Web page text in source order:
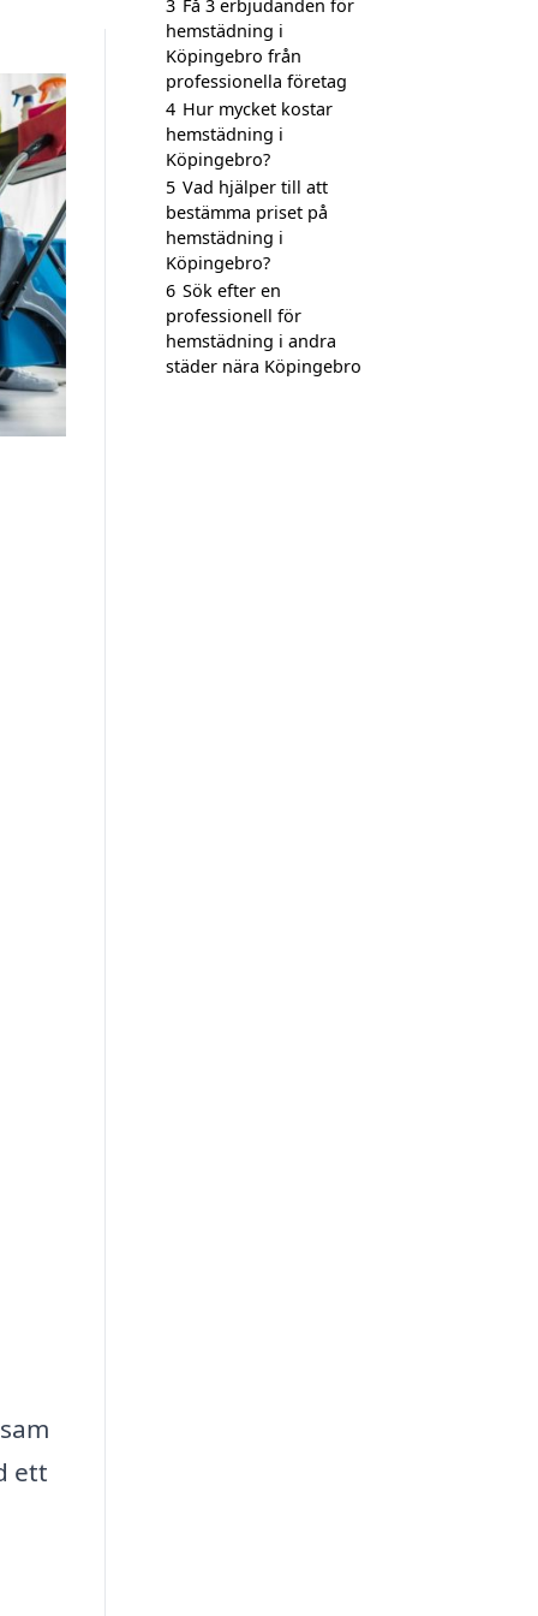
ett
3 Få 3 erbjudanden för
hemstädning i
Köpingebro från
professionella företag
4 Hur mycket kostar
hemstädning i
Köpingebro?
5 Vad hjälper till att
bestämma priset på
hemstädning i
Köpingebro?
6 Sök efter en
professionell för
hemstädning i andra
städer nära Köpingebro